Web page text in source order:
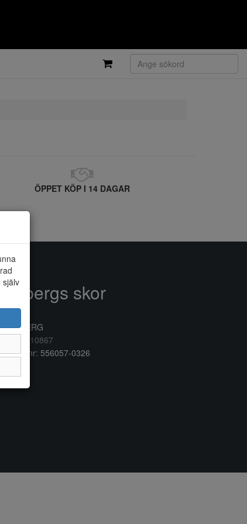
ÖPPET KÖP I 14 DAGAR
själv
skor
VARBERG
0340/10867
556057-0326